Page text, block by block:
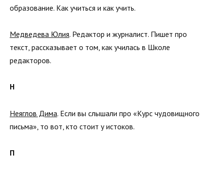
образование. Как учиться и как учить.
Медведева Юлия. Редактор и журналист. Пишет про
текст, рассказывает о том, как училась в Школе
редакторов.
Н
Неяглов Дима. Если вы слышали про «Курс чудовищного
письма», то вот, кто стоит у истоков.
П